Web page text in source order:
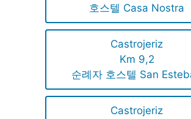
호스텔 Casa Nostra
Castrojeriz
Km 9,2
순례자 호스텔 San
Castrojeriz